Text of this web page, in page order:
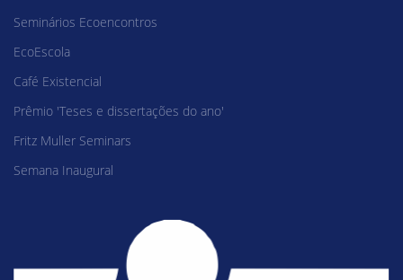
Seminários Ecoencontros
EcoEscola
Café Existencial
Prêmio 'Teses e dissertações do ano'
Fritz Muller Seminars
Semana Inaugural